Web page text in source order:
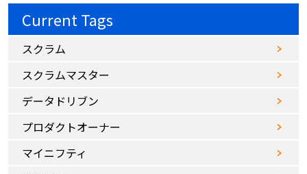
Current Tags
スクラム
スクラムマスター
データドリブン
プロダクトオーナー
マイニフティ